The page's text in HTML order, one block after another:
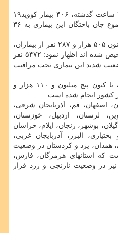
وی افزود: متاسفانه در طول ۲۴ ساعت گذشته، ۴۰۶ بیمار کووید۱۹
جان خودرا از دست دادند و مجموع جان باختگان این بیماری به ۳۶
وی با اعلان اینکه خوشبختانه تا کنون ۵۰۵ هزار و ۲۸۷ نفر از بیماران،
بهبود یافته و یا از بیمارستانها ترخیص شده اند اظهار نمود: ۵۴۷۲ نفر
مبتلا به کووید۱۹ در وضعیت شدید این بیماری تحت مراقبت
، تا کنون پنج میلیون و ۱۱۰ هزار و
اصفهان، قم، آذربایجان شرقی،
لرستان، اردبیل، خوزستان،
بوشهر، زنجان، ایلام، خراسان
البرز، آذربایجان غربی،
همدان، یزد و کردستان در وضعیت
که استانهای هرمزگان، فارس،
در وضعیت نارنجی و زرد قرار